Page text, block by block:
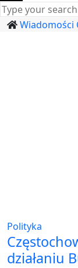
Wiadomości
Polityka
działaniu